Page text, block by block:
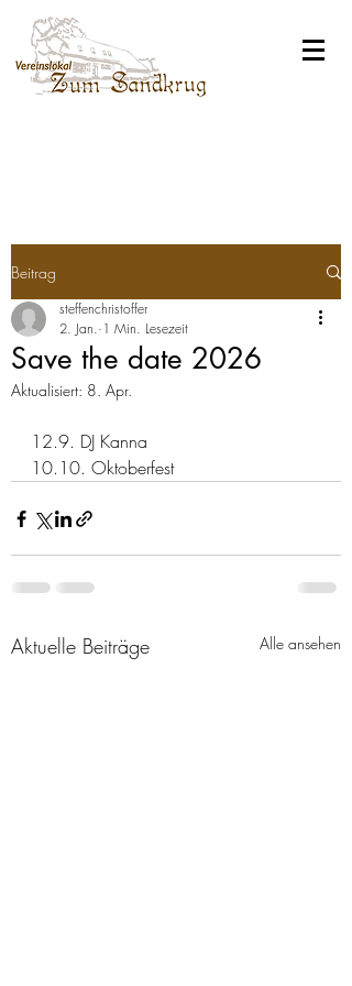
Beitrag
Save the date 2026
steffenchristoffer
2. Jan. 1 Min. Lesezeit
Aktualisiert: 8. Apr.
12.9. DJ Kanna
10.10. Oktoberfest
Aktuelle Beiträge Alle ansehen